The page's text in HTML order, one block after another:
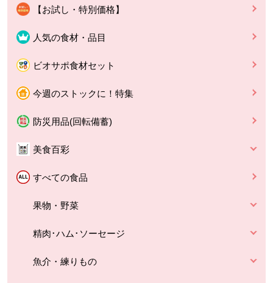
【お試し・特別価格】
人気の食材・品目
ビオサポ食材セット
今週のストックに！特集
防災用品(回転備蓄)
美食百彩
すべての食品
果物・野菜
精肉･ハム･ソーセージ
魚介・練りもの